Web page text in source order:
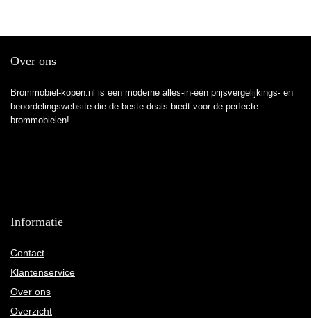
Over ons
Brommobiel-kopen.nl is een moderne alles-in-één prijsvergelijkings- en
beoordelingswebsite die de beste deals biedt voor de perfecte
brommobielen!
Informatie
Contact
Klantenservice
Over ons
Overzicht